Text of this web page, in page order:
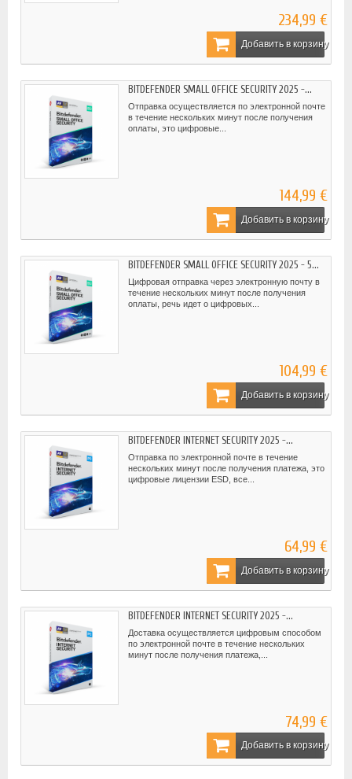
234,99 €
Добавить в корзину
BITDEFENDER SMALL OFFICE SECURITY 2025 -...
Отправка осуществляется по электронной почте
в течение нескольких минут после получения
оплаты, это цифровые...
144,99 €
Добавить в корзину
BITDEFENDER SMALL OFFICE SECURITY 2025 - 5...
Цифровая отправка через электронную почту в
течение нескольких минут после получения
оплаты, речь идет о цифровых...
104,99 €
Добавить в корзину
BITDEFENDER INTERNET SECURITY 2025 -...
Отправка по электронной почте в течение
нескольких минут после получения платежа, это
цифровые лицензии ESD, все...
64,99 €
Добавить в корзину
BITDEFENDER INTERNET SECURITY 2025 -...
Доставка осуществляется цифровым способом
по электронной почте в течение нескольких
минут после получения платежа,...
74,99 €
Добавить в корзину